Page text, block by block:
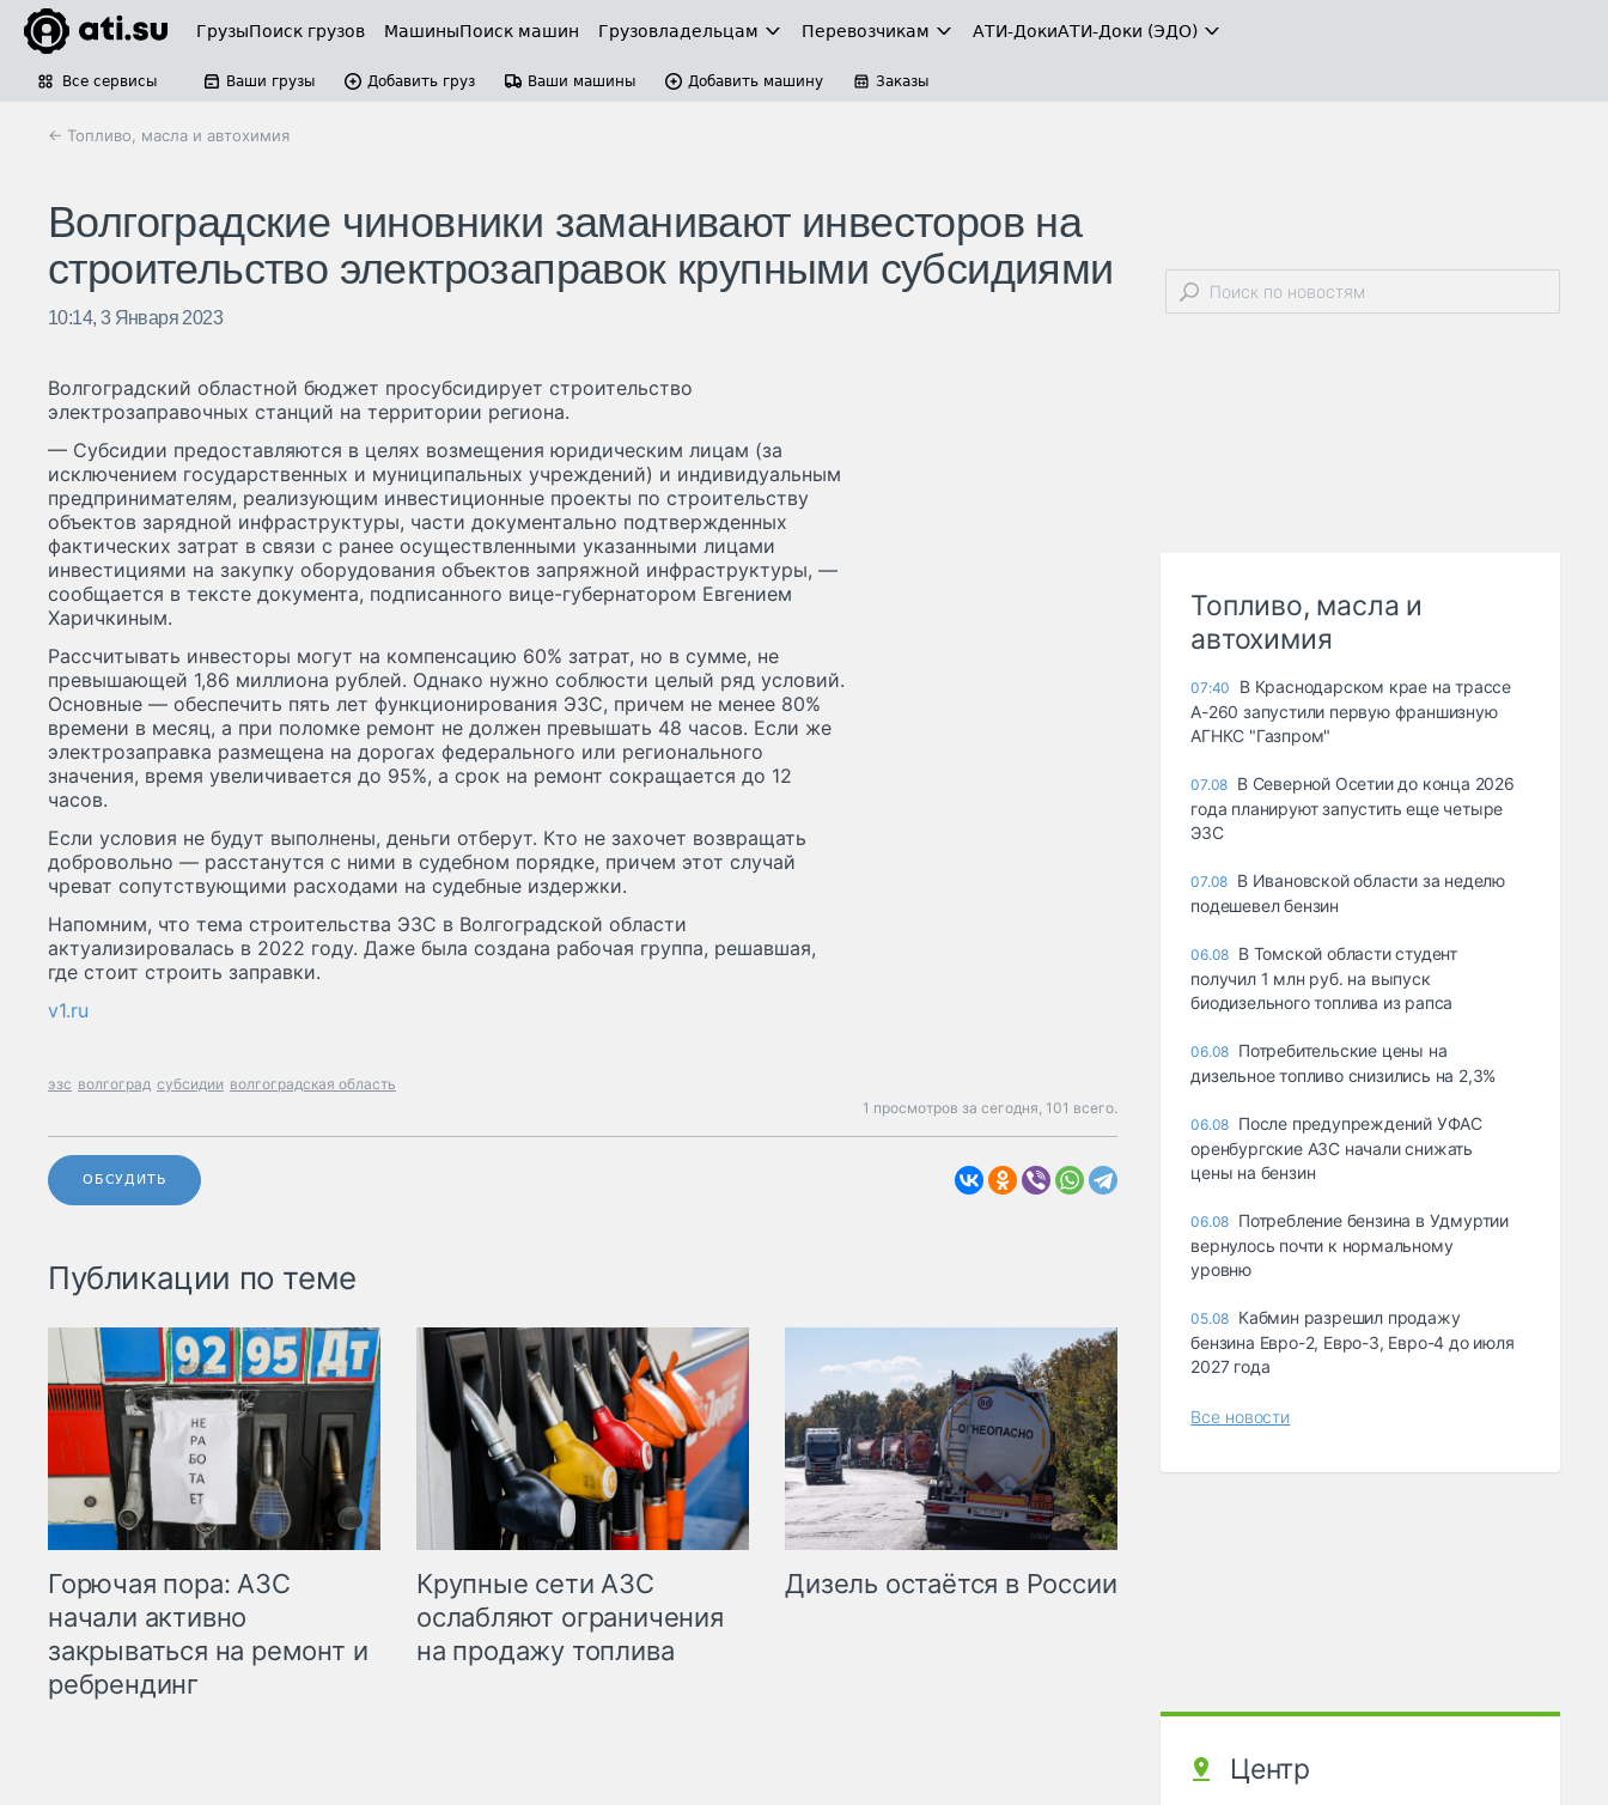
ГрузыПоиск грузов МашиныПоиск машин Грузовладельцам Перевозчикам АТИ-ДокиАТИ-Доки (ЭДО)
Все сервисы Ваши грузы Добавить груз Ваши машины Добавить машину Заказы
← Топливо, масла и автохимия
Волгоградские чиновники заманивают инвесторов на
строительство электрозаправок крупными субсидиями
10:14, 3 Января 2023
Волгоградский областной бюджет просубсидирует строительство
электрозаправочных станций на территории региона.
— Субсидии предоставляются в целях возмещения юридическим лицам (за
исключением государственных и муниципальных учреждений) и индивидуальным
предпринимателям, реализующим инвестиционные проекты по строительству
объектов зарядной инфраструктуры, части документально подтвержденных
фактических затрат в связи с ранее осуществленными указанными лицами
инвестициями на закупку оборудования объектов запряжной инфраструктуры, —
сообщается в тексте документа, подписанного вице-губернатором Евгением
Харичкиным.
Рассчитывать инвесторы могут на компенсацию 60% затрат, но в сумме, не
превышающей 1,86 миллиона рублей. Однако нужно соблюсти целый ряд условий.
Основные — обеспечить пять лет функционирования ЭЗС, причем не менее 80%
времени в месяц, а при поломке ремонт не должен превышать 48 часов. Если же
электрозаправка размещена на дорогах федерального или регионального
значения, время увеличивается до 95%, а срок на ремонт сокращается до 12
часов.
Если условия не будут выполнены, деньги отберут. Кто не захочет возвращать
добровольно — расстанутся с ними в судебном порядке, причем этот случай
чреват сопутствующими расходами на судебные издержки.
Напомним, что тема строительства ЭЗС в Волгоградской области
актуализировалась в 2022 году. Даже была создана рабочая группа, решавшая,
где стоит строить заправки.
v1.ru
эзс волгоград субсидии волгоградская область
1 просмотров за сегодня, 101 всего.
ОБСУДИТЬ
Публикации по теме
Горючая пора: АЗС
начали активно
закрываться на ремонт и
ребрендинг
Крупные сети АЗС
ослабляют ограничения
на продажу топлива
Дизель остаётся в России
Топливо, масла и
автохимия
07:40
В Краснодарском крае на трассе
А-260 запустили первую франшизную
АГНКС "Газпром"
07.08 В Северной Осетии до конца 2026
года планируют запустить еще четыре
ЭЗС
07.08 В Ивановской области за неделю
подешевел бензин
06.08 В Томской области студент
получил 1 млн руб. на выпуск
биодизельного топлива из рапса
06.08 Потребительские цены на
дизельное топливо снизились на 2,3%
06.08 После предупреждений УФАС
оренбургские АЗС начали снижать
цены на бензин
06.08 Потребление бензина в Удмуртии
вернулось почти к нормальному
уровню
05.08 Кабмин разрешил продажу
бензина Евро-2, Евро-3, Евро-4 до июля
2027 года
Все новости
Центр